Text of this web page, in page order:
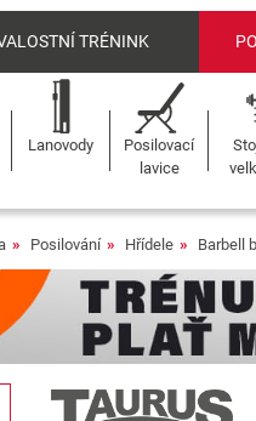
TRÉNINK
Lanovody
Posilovací
lavice
Posilování Hřídele Barbell